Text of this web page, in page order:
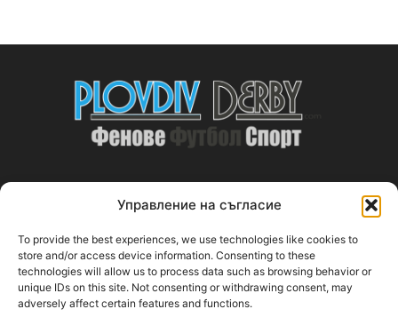
Управление на съгласие
To provide the best experiences, we use technologies like cookies to
store and/or access device information. Consenting to these
technologies will allow us to process data such as browsing behavior or
unique IDs on this site. Not consenting or withdrawing consent, may
adversely affect certain features and functions.
ABOUT US
PlovdivDerby.com е първата пловдивска изцяло футболна
медия!
Свържи се с нас:plovdivderby.com@gmail.com